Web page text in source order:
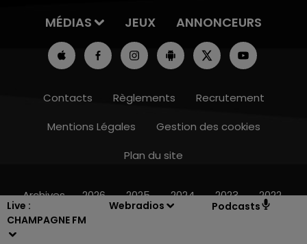
Live :
CHAMPAGNE FM
Webradios Podcasts
MÉDIAS
JEUX ANNONCEURS
Contacts Règlements
Recrutement
Mentions Légales
Gestion des cookies
Plan du site
Archives 2026 2025 2024 2023 2022